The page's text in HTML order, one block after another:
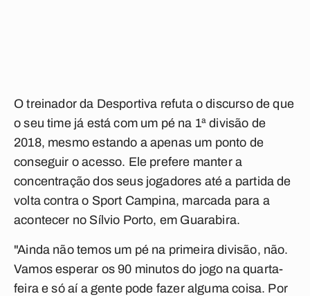
O treinador da Desportiva refuta o discurso de que
o seu time já está com um pé na 1ª divisão de
2018, mesmo estando a apenas um ponto de
conseguir o acesso. Ele prefere manter a
concentração dos seus jogadores até a partida de
volta contra o Sport Campina, marcada para a
acontecer no Sílvio Porto, em Guarabira.
"Ainda não temos um pé na primeira divisão, não.
Vamos esperar os 90 minutos do jogo na quarta-
feira e só aí a gente pode fazer alguma coisa. Por